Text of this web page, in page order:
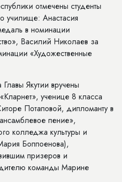
отмечены студенты
училище: Анастасия
в номинации
Василий Николаев за
«Художественные
Якутии вручены
ученице 8 класса
Потаповой, дипломанту в
пение»,
колледжа культуры и
Боппоенова),
призеров и
команды Марине